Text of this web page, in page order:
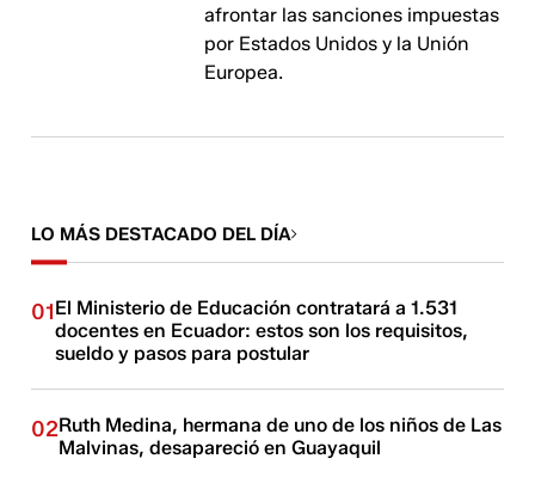
afrontar las sanciones impuestas
por Estados Unidos y la Unión
Europea.
LO MÁS DESTACADO DEL DÍA
01El Ministerio de Educación contratará a 1.531
docentes en Ecuador: estos son los requisitos,
sueldo y pasos para postular
02Ruth Medina, hermana de uno de los niños de Las
Malvinas, desapareció en Guayaquil